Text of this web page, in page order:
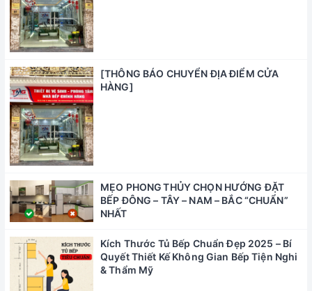
[THÔNG BÁO CHUYỂN ĐỊA ĐIỂM CỬA
HÀNG]
MẸO PHONG THỦY CHỌN HƯỚNG ĐẶT
BẾP ĐÔNG – TÂY – NAM – BẮC “CHUẨN”
NHẤT
Kích Thước Tủ Bếp Chuẩn Đẹp 2025 – Bí
Quyết Thiết Kế Không Gian Bếp Tiện Nghi
& Thẩm Mỹ